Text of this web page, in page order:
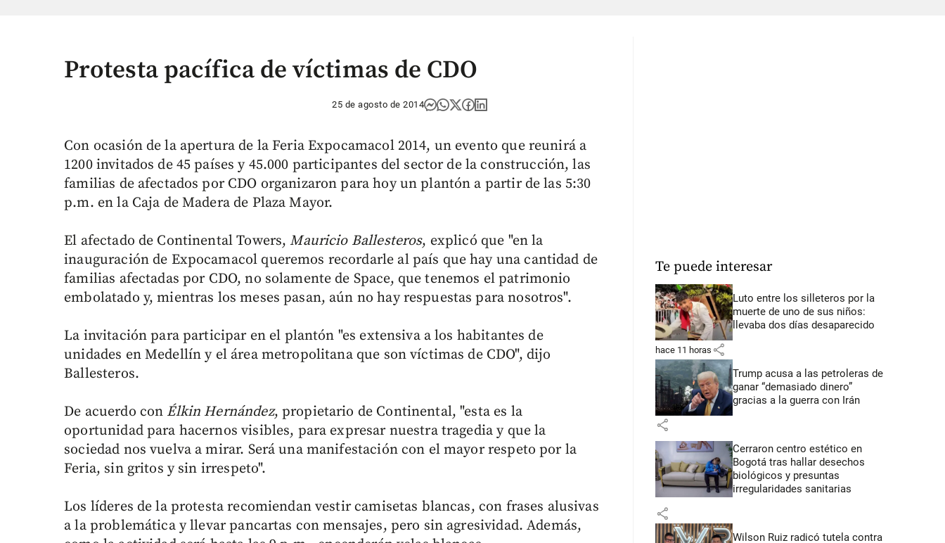
Protesta pacífica de víctimas de CDO
25 de agosto de 2014
Con ocasión de la apertura de la Feria Expocamacol 2014, un evento que reunirá a
1200 invitados de 45 países y 45.000 participantes del sector de la construcción, las
familias de afectados por CDO organizaron para hoy un plantón a partir de las 5:30
p.m. en la Caja de Madera de Plaza Mayor.
El afectado de Continental Towers, Mauricio Ballesteros, explicó que "en la
inauguración de Expocamacol queremos recordarle al país que hay una cantidad de
familias afectadas por CDO, no solamente de Space, que tenemos el patrimonio
embolatado y, mientras los meses pasan, aún no hay respuestas para nosotros".
La invitación para participar en el plantón "es extensiva a los habitantes de
unidades en Medellín y el área metropolitana que son víctimas de CDO", dijo
Ballesteros.
De acuerdo con Élkin Hernández, propietario de Continental, "esta es la
oportunidad para hacernos visibles, para expresar nuestra tragedia y que la
sociedad nos vuelva a mirar. Será una manifestación con el mayor respeto por la
Feria, sin gritos y sin irrespeto".
Los líderes de la protesta recomiendan vestir camisetas blancas, con frases alusivas
a la problemática y llevar pancartas con mensajes, pero sin agresividad. Además,
Te puede interesar
Luto entre los silleteros por la
muerte de uno de sus niños:
llevaba dos días desaparecido
hace 11 horas share
Trump acusa a las petroleras de
ganar “demasiado dinero”
gracias a la guerra con Irán
share
Cerraron centro estético en
Bogotá tras hallar desechos
biológicos y presuntas
irregularidades sanitarias
share
Wilson Ruiz radicó tutela contra